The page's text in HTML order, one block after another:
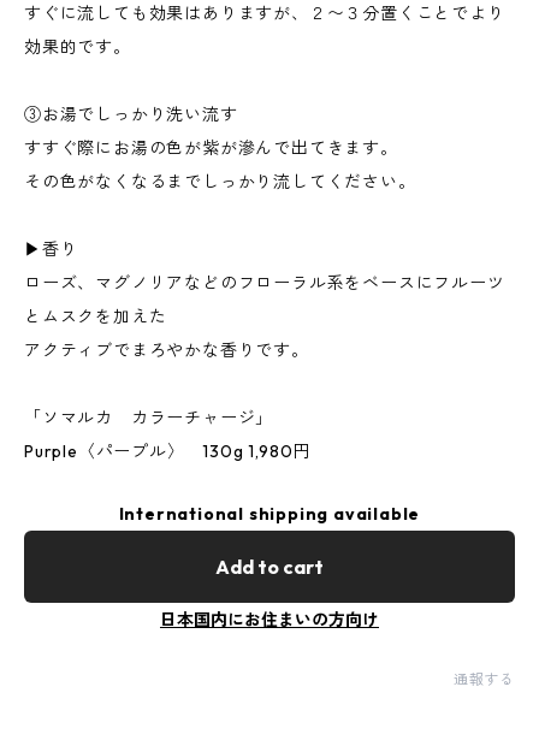
すぐに流しても効果はありますが、２〜３分置くことでより
効果的です。
③お湯でしっかり洗い流す
すすぐ際にお湯の色が紫が滲んで出てきます。
その色がなくなるまでしっかり流してください。
▶︎香り
ローズ、マグノリアなどのフローラル系をベースにフルーツ
とムスクを加えた
アクティブでまろやかな香りです。
「ソマルカ カラーチャージ」
Purple〈パープル〉 130g 1,980円
International shipping available
Add to cart
日本国内にお住まいの方向け
通報する